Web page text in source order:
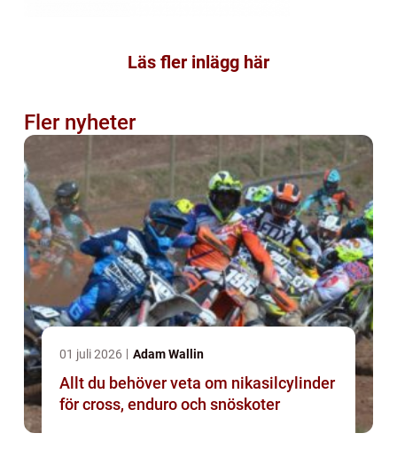
Läs fler inlägg här
Fler nyheter
01 juli 2026 Adam Wallin
Allt du behöver veta om nikasilcylinder
för cross, enduro och snöskoter